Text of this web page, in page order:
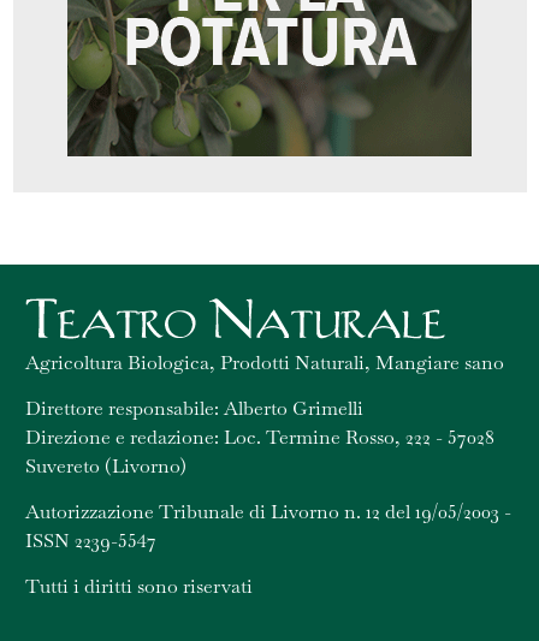
Agricoltura Biologica, Prodotti Naturali, Mangiare sano
Direttore responsabile: Alberto Grimelli
Direzione e redazione: Loc. Termine Rosso, 222 - 57028
Suvereto (Livorno)
Autorizzazione Tribunale di Livorno n. 12 del 19/05/2003 -
ISSN 2239-5547
Tutti i diritti sono riservati